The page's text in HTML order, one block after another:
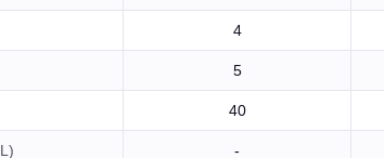
4
5
40
-